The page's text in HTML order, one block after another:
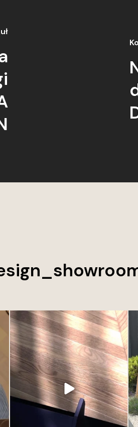
Nie tworzymy tylko wnętrz. Tworzymy
przestrzenie, do których chce się
wracać.
Każdy projekt to połączenie jakości,
estetyki i dbałości o najmniejsze detale.
Wierzymy, że to właśnie one robią
największą różnicę.
Jeśli szukasz inspiracji lub rozwiązań
premium do swojego domu lub...
3 0